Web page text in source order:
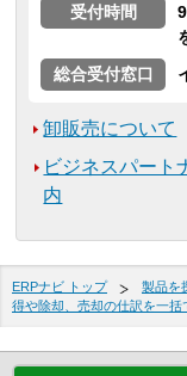
受付時間
総合受付窓口
卸販売について
ビジネスパート
内
ERPナビ トップ 製品を
得や除却、売却の仕訳を一括